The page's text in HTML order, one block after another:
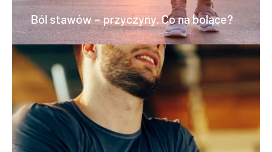
Ból stawów – przyczyny. Co na bolące?